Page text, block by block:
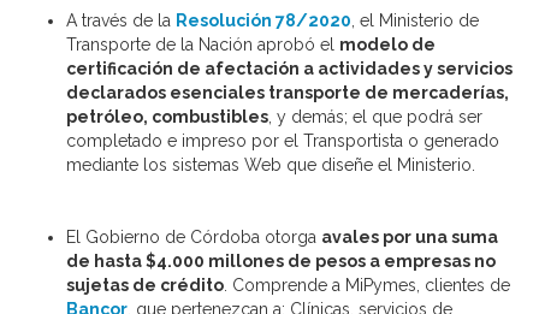
A través de la Resolución 78/2020 , el Ministerio de
Transporte de la Nación aprobó el modelo de
certificación de afectación a actividades y servicios
declarados esenciales transporte de mercaderías,
petróleo, combustibles , y demás; el que podrá ser
completado e impreso por el Transportista o generado
mediante los sistemas Web que diseñe el Ministerio.
El Gobierno de Córdoba otorga avales por una suma
de hasta $4.000 millones de pesos a empresas no
sujetas de crédito . Comprende a MiPymes, clientes de
Bancor , que pertenezcan a: Clínicas, servicios de